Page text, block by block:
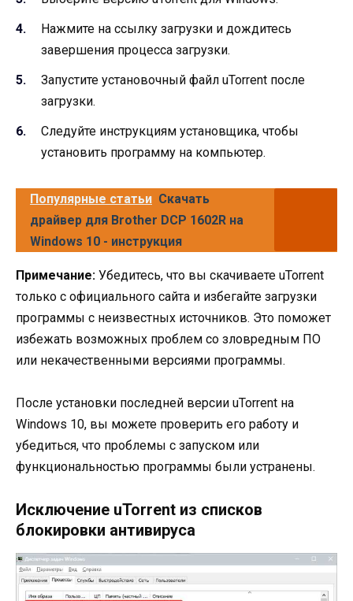
Нажмите на ссылку загрузки и дождитесь
завершения процесса загрузки.
Запустите установочный файл uTorrent после
загрузки.
Следуйте инструкциям установщика, чтобы
установить программу на компьютер.
Популярные статьи Скачать
драйвер для Brother DCP 1602R на
Windows 10 - инструкция
Примечание: Убедитесь, что вы скачиваете uTorrent
только с официального сайта и избегайте загрузки
программы с неизвестных источников. Это поможет
избежать возможных проблем со зловредным ПО
или некачественными версиями программы.
После установки последней версии uTorrent на
Windows 10, вы можете проверить его работу и
убедиться, что проблемы с запуском или
функциональностью программы были устранены.
Исключение uTorrent из списков
блокировки антивируса